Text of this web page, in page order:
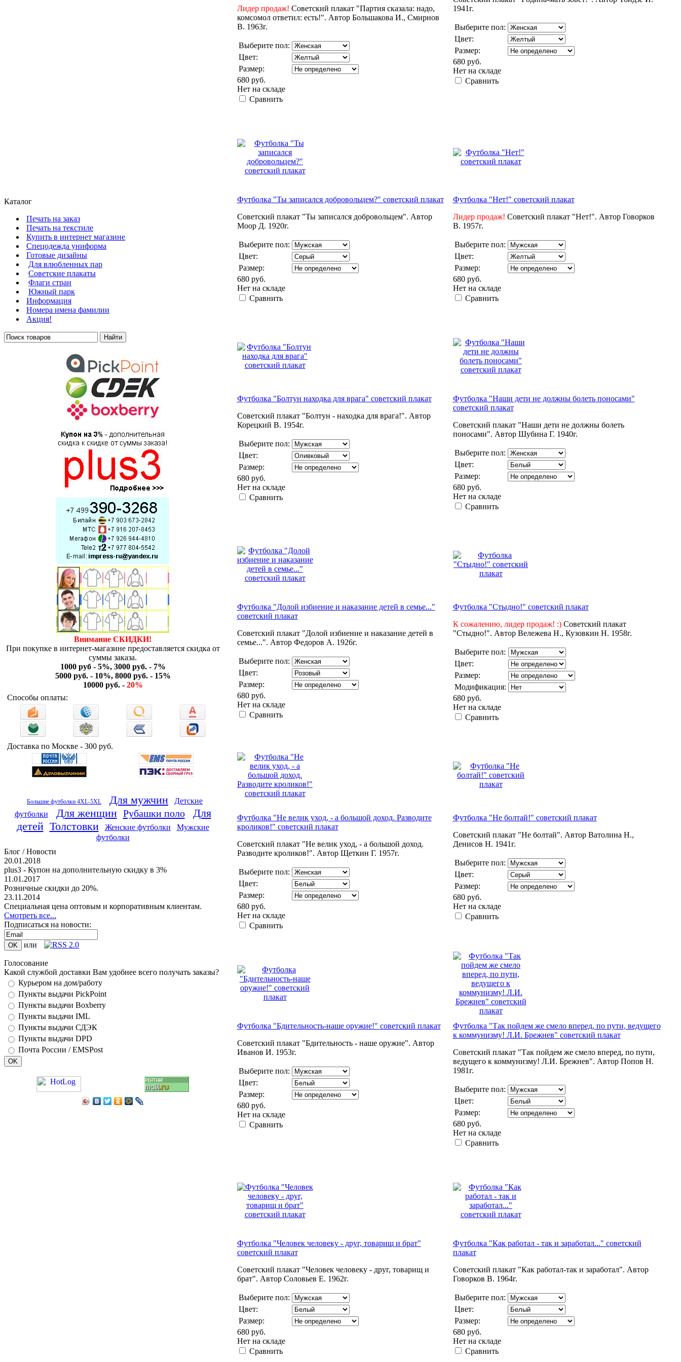
Каталог
Печать на заказ
Печать на текстиле
Купить в интернет магазине
Cпецодежда униформа
Готовые дизайны
Для влюбленных пар
Советские плакаты
Флаги стран
Южный парк
Информация
Номера имена фамилии
Акция!
Внимание СКИДКИ!
При покупке в интернет-магазине предоставляется скидка от
суммы заказа.
1000 руб - 5%, 3000 руб. - 7%
5000 руб. - 10%, 8000 руб. - 15%
10000 руб. - 20%
Способы оплаты:
Доставка по Москве - 300 руб.
Большие футболки 4XL-5XL Для мужчин
Детские
футболки
Для женщин Рубашки поло
Для
детей Толстовки Женские футболки
Мужские
футболки
Блог / Новости
20.01.2018
plus3 - Купон на дополнительную скидку в 3%
11.01.2017
Розничные скидки до 20%.
23.11.2014
Специальная цена оптовым и корпоративным клиентам.
Смотреть все...
Подписаться на новости:
или
Голосование
Какой службой доставки Вам удобнее всего получать заказы?
Курьером на дом/работу
Пункты выдачи PickPoint
Пункты выдачи Boxberry
Пункты выдачи IML
Пункты выдачи СДЭК
Пункты выдачи DPD
Почта России / EMSPost
Лидер продаж! Советский плакат "Партия сказала: надо,
комсомол ответил: есть!". Автор Большакова И., Смирнов
В. 1963г.
Выберите пол:
Цвет:
Размер:
680 руб.
Нет на складе
Сравнить
1941г.
Выберите пол:
Цвет:
Размер:
680 руб.
Нет на складе
Сравнить
Футболка "Ты записался добровольцем?" советский плакат
Советский плакат "Ты записался добровольцем". Автор
Моор Д. 1920г.
Выберите пол:
Цвет:
Размер:
680 руб.
Нет на складе
Сравнить
Футболка "Нет!" советский плакат
Лидер продаж! Советский плакат "Нет!". Автор Говорков
В. 1957г.
Выберите пол:
Цвет:
Размер:
680 руб.
Нет на складе
Сравнить
Футболка "Болтун находка для врага" советский плакат
Советский плакат "Болтун - находка для врага!". Автор
Корецкий В. 1954г.
Выберите пол:
Цвет:
Размер:
680 руб.
Нет на складе
Сравнить
Футболка "Наши дети не должны болеть поносами"
советский плакат
Советский плакат "Наши дети не должны болеть
поносами". Автор Шубина Г. 1940г.
Выберите пол:
Цвет:
Размер:
680 руб.
Нет на складе
Сравнить
Футболка "Долой избиение и наказание детей в семье..."
советский плакат
Советский плакат "Долой избиение и наказание детей в
семье...". Автор Федоров А. 1926г.
Выберите пол:
Цвет:
Размер:
680 руб.
Нет на складе
Сравнить
Футболка "Стыдно!" советский плакат
К сожалению, лидер продаж! :)Советский плакат
"Стыдно!". Автор Вележева Н., Кузовкин Н. 1958г.
Выберите пол:
Цвет:
Размер:
Модификация:
680 руб.
Нет на складе
Сравнить
Футболка "Не велик уход, - а большой доход. Разводите
кроликов!" советский плакат
Советский плакат "Не велик уход, - а большой доход.
Разводите кроликов!". Автор Щеткин Г. 1957г.
Выберите пол:
Цвет:
Размер:
680 руб.
Нет на складе
Сравнить
Футболка "Не болтай!" советский плакат
Советский плакат "Не болтай". Автор Ватолина Н.,
Денисов Н. 1941г.
Выберите пол:
Цвет:
Размер:
680 руб.
Нет на складе
Сравнить
Футболка "Бдительность-наше оружие!" советский плакат
Советский плакат "Бдительность - наше оружие". Автор
Иванов И. 1953г.
Выберите пол:
Цвет:
Размер:
680 руб.
Нет на складе
Сравнить
Футболка "Так пойдем же смело вперед, по пути, ведущего
к коммунизму! Л.И. Брежнев" советский плакат
Советский плакат "Так пойдем же смело вперед, по пути,
ведущего к коммунизму! Л.И. Брежнев". Автор Попов Н.
1981г.
Выберите пол:
Цвет:
Размер:
680 руб.
Нет на складе
Сравнить
Футболка "Человек человеку - друг, товарищ и брат"
советский плакат
Советский плакат "Человек человеку - друг, товарищ и
брат". Автор Соловьев Е. 1962г.
Выберите пол:
Цвет:
Размер:
680 руб.
Нет на складе
Сравнить
Футболка "Как работал - так и заработал..." советский
плакат
Советский плакат "Как работал-так и заработал". Автор
Говорков В. 1964г.
Выберите пол:
Цвет:
Размер:
680 руб.
Нет на складе
Сравнить